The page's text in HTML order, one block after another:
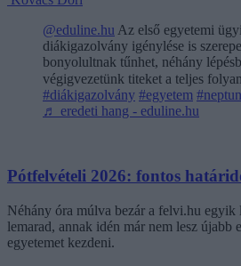
@eduline.hu Az első egyetemi
diákigazolvány igénylése is
bonyolultnak tűnhet, néhány
végigvezetünk titeket a teljes
#diákigazolvány #egyetem #neptun
♬ eredeti hang - eduline.hu
Pótfelvételi 2026: fontos
Néhány óra múlva bezár a felvi.hu egyik
lemarad, annak idén már nem lesz újabb
egyetemet kezdeni.